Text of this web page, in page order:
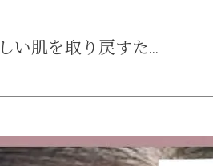
い肌を取り戻すた...